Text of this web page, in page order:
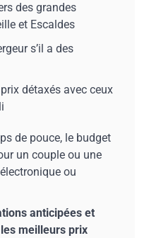
des grandes
et Escaldes
s’il a des
détaxés avec ceux
de pouce, le budget
un couple ou une
ou
anticipées et
meilleurs prix